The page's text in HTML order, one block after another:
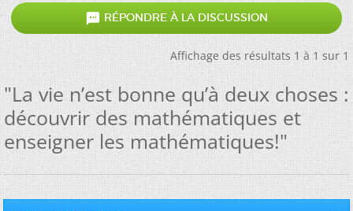
 RÉPONDRE À LA DISCUSSION
Affichage des résultats 1 à 1 sur 1
"La vie n’est bonne qu’à deux choses :
découvrir des mathématiques et
enseigner les mathématiques!"